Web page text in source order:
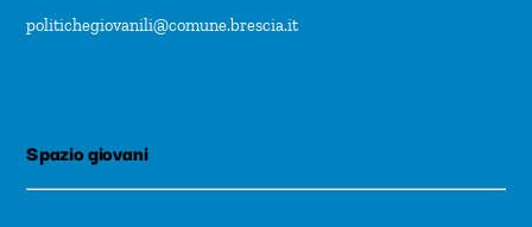
politichegiovanili@comune.brescia.it
Spazio giovani